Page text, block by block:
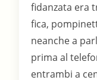
fidanzata era
fica,
neanche a
prima al
entrambi a